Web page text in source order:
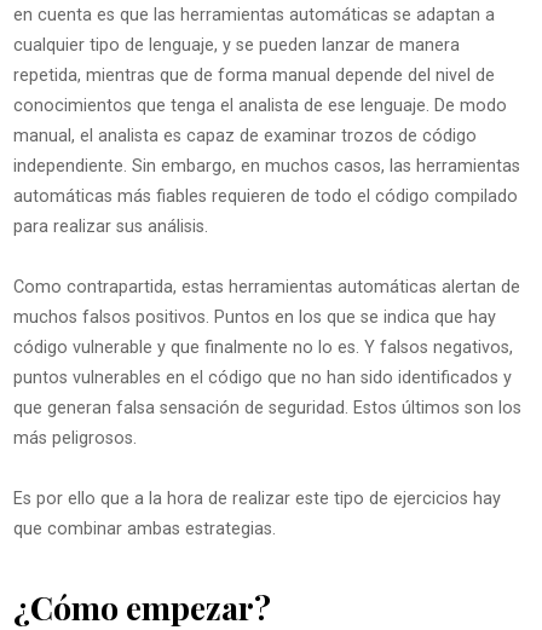
en cuenta es que las herramientas automáticas se adaptan a
cualquier tipo de lenguaje, y se pueden lanzar de manera
repetida, mientras que de forma manual depende del nivel de
conocimientos que tenga el analista de ese lenguaje. De modo
manual, el analista es capaz de examinar trozos de código
independiente. Sin embargo, en muchos casos, las herramientas
automáticas más fiables requieren de todo el código compilado
para realizar sus análisis.
Como contrapartida, estas herramientas automáticas alertan de
muchos falsos positivos. Puntos en los que se indica que hay
código vulnerable y que finalmente no lo es. Y falsos negativos,
puntos vulnerables en el código que no han sido identificados y
que generan falsa sensación de seguridad. Estos últimos son los
más peligrosos.
Es por ello que a la hora de realizar este tipo de ejercicios hay
que combinar ambas estrategias.
¿Cómo empezar?